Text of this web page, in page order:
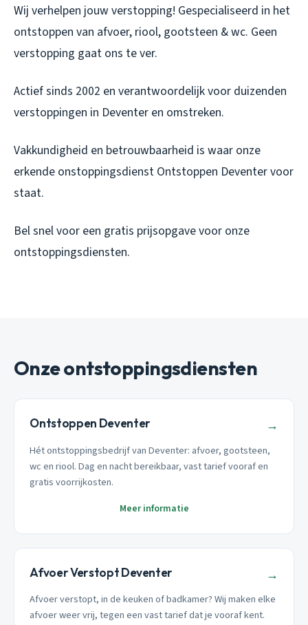
Wij verhelpen jouw verstopping! Gespecialiseerd in het
ontstoppen van afvoer, riool, gootsteen & wc. Geen
verstopping gaat ons te ver.
Actief sinds 2002 en verantwoordelijk voor duizenden
verstoppingen in Deventer en omstreken.
Vakkundigheid en betrouwbaarheid is waar onze
erkende onstoppingsdienst Ontstoppen Deventer voor
staat.
Bel snel voor een gratis prijsopgave voor onze
ontstoppingsdiensten.
Onze ontstoppingsdiensten
Ontstoppen Deventer →
Hét ontstoppingsbedrijf van Deventer: afvoer, gootsteen,
wc en riool. Dag en nacht bereikbaar, vast tarief vooraf en
gratis voorrijkosten.
Meer informatie
Afvoer Verstopt Deventer →
Afvoer verstopt, in de keuken of badkamer? Wij maken elke
afvoer weer vrij, tegen een vast tarief dat je vooraf kent.